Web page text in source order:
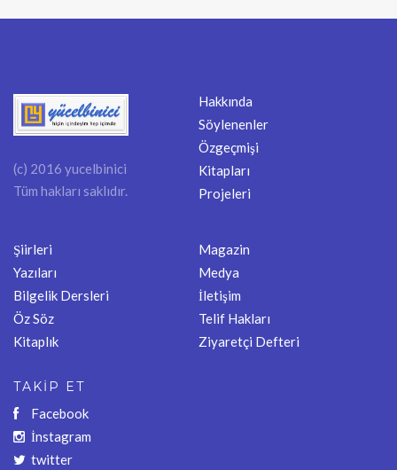
(c) 2016 yucelbinici
Tüm hakları saklıdır.
Hakkında
Söylenenler
Özgeçmişi
Kitapları
Projeleri
Şiirleri
Yazıları
Bilgelik Dersleri
Öz Söz
Kitaplık
Magazin
Medya
İletişim
Telif Hakları
Ziyaretçi Defteri
TAKİP ET
Facebook
İnstagram
twitter